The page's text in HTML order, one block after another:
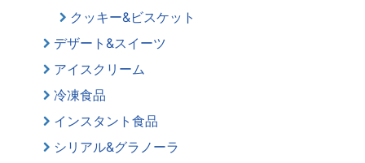
クッキー&ビスケット
デザート&スイーツ
アイスクリーム
冷凍食品
インスタント食品
シリアル&グラノーラ